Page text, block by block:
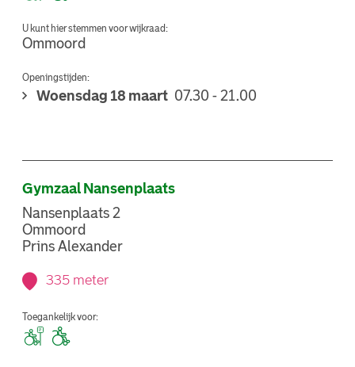
U kunt hier stemmen voor wijkraad:
Ommoord
Openingstijden:
Woensdag 18 maart 07.30 - 21.00
Gymzaal Nansenplaats
Nansenplaats 2
Ommoord
Prins Alexander
335 meter
Toegankelijk voor: